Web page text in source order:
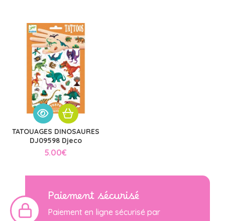
TATOUAGES DINOSAURES
DJ09598 Djeco
5.00€
Paiement sécurisé
Paiement en ligne sécurisé par